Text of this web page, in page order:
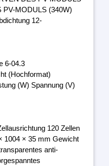
PV-MODULS (340W)
12-
6-04.3
(Hochformat)
(W) Spannung (V)
120 Zellen
1004 × 35 mm Gewicht
anti-